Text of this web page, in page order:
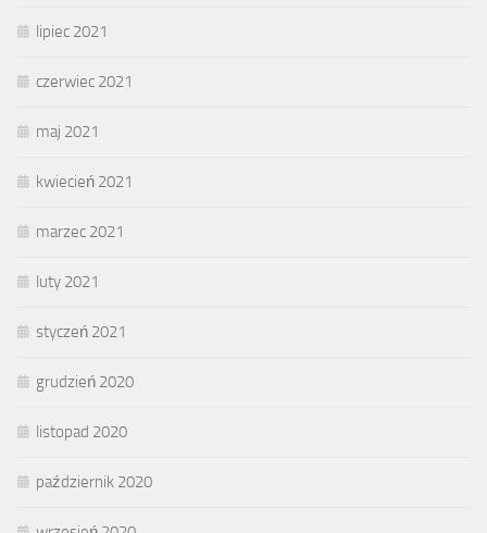
lipiec 2021
czerwiec 2021
maj 2021
kwiecień 2021
marzec 2021
luty 2021
styczeń 2021
grudzień 2020
listopad 2020
październik 2020